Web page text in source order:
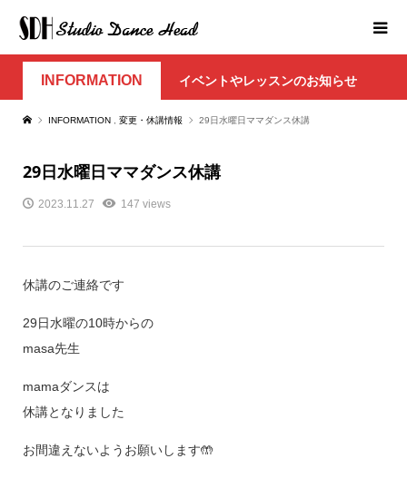
INFORMATION イベントやレッスンのお知らせ
INFORMATION 変更・休講情報 29日水曜日ママダンス休講
29日水曜日ママダンス休講
2023.11.27 147 views
休講のご連絡です
29日水曜の10時からの
masa先生
mamaダンスは
休講となりました
お間違えないようお願いします🤲